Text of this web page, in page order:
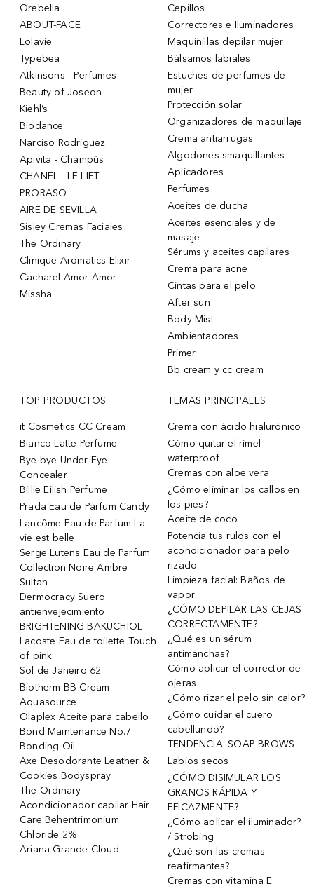
Orebella
ABOUT-FACE
Lolavie
Typebea
Atkinsons - Perfumes
Beauty of Joseon
Kiehl’s
Biodance
Narciso Rodriguez
Apivita - Champús
CHANEL - LE LIFT
PRORASO
AIRE DE SEVILLA
Sisley Cremas Faciales
The Ordinary
Clinique Aromatics Elixir
Cacharel Amor Amor
Missha
Cepillos
Correctores e Iluminadores
Maquinillas depilar mujer
Bálsamos labiales
Estuches de perfumes de
mujer
Protección solar
Organizadores de maquillaje
Crema antiarrugas
Algodones smaquillantes
Aplicadores
Perfumes
Aceites de ducha
Aceites esenciales y de
masaje
Sérums y aceites capilares
Crema para acne
Cintas para el pelo
After sun
Body Mist
Ambientadores
Primer
Bb cream y cc cream
TOP PRODUCTOS
it Cosmetics CC Cream
Bianco Latte Perfume
Bye bye Under Eye
Concealer
Billie Eilish Perfume
Prada Eau de Parfum Candy
Lancôme Eau de Parfum La
vie est belle
Serge Lutens Eau de Parfum
Collection Noire Ambre
Sultan
Dermocracy Suero
antienvejecimiento
BRIGHTENING BAKUCHIOL
Lacoste Eau de toilette Touch
of pink
Sol de Janeiro 62
Biotherm BB Cream
Aquasource
Olaplex Aceite para cabello
Bond Maintenance No.7
Bonding Oil
Axe Desodorante Leather &
Cookies Bodyspray
The Ordinary
Acondicionador capilar Hair
Care Behentrimonium
Chloride 2%
Ariana Grande Cloud
TEMAS PRINCIPALES
Crema con ácido hialurónico
Cómo quitar el rímel
waterproof
Cremas con aloe vera
¿Cómo eliminar los callos en
los pies?
Aceite de coco
Potencia tus rulos con el
acondicionador para pelo
rizado
Limpieza facial: Baños de
vapor
¿CÓMO DEPILAR LAS CEJAS
CORRECTAMENTE?
¿Qué es un sérum
antimanchas?
Cómo aplicar el corrector de
ojeras
¿Cómo rizar el pelo sin calor?
¿Cómo cuidar el cuero
cabellundo?
TENDENCIA: SOAP BROWS
Labios secos
¿CÓMO DISIMULAR LOS
GRANOS RÁPIDA Y
EFICAZMENTE?
¿Cómo aplicar el iluminador?
/ Strobing
¿Qué son las cremas
reafirmantes?
Cremas con vitamina E